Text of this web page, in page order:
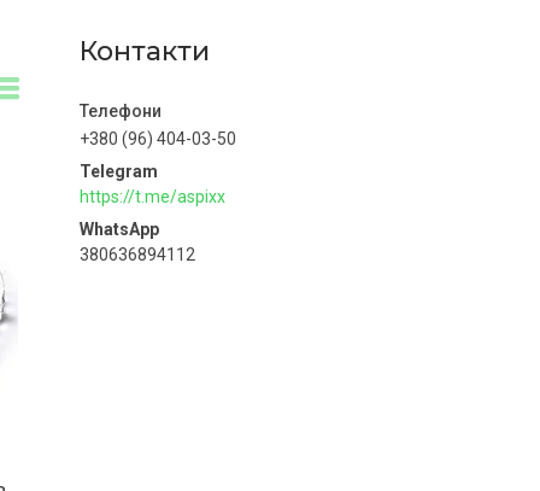
Контакти
+380 (96) 404-03-50
https://t.me/aspixx
380636894112